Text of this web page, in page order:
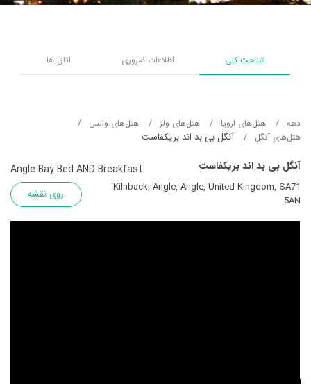
شناخت کلی اطلاعات ضروری اتاق ها
دهه هتل‌های اروپا هتل‌های ولز
هتل‌های والس
هتل‌های آنگل
آنگل بی بد اند بریکفاست
آنگل بی بد اند بریکفاست Angle Bay Bed AND Breakfast
Kilnback, Angle, Angle, United Kingdom, SA71
5AN
روی نقشه